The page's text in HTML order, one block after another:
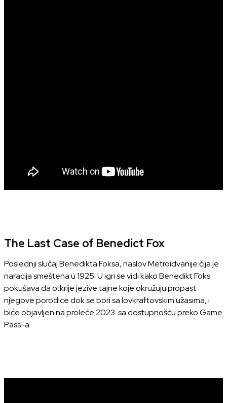
The Last Case of Benedict Fox
Poslednji slučaj Benedikta Foksa, naslov Metroidvanije čija je
naracija smeštena u 1925. U igri se vidi kako Benedikt Foks
pokušava da otkrije jezive tajne koje okružuju propast
njegove porodice dok se bori sa lovkraftovskim užasima, i
biće objavljen na proleće 2023. sa dostupnošću preko Game
Pass-a.